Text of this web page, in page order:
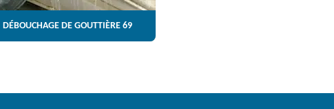
DÉBOUCHAGE DE GOUTTIÈRE 69